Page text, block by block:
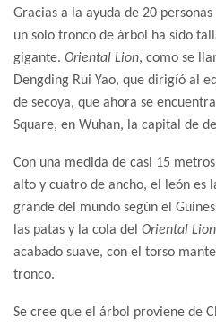
Gracias a la ayuda de 20
un solo tronco de árbol ha sido
gigante. Oriental Lion, como se
Dengding Rui Yao, que dirigíó al
de secoya, que ahora se
Square, en Wuhan, la capital de
Con una medida de casi 15
alto y cuatro de ancho, el león es
grande del mundo según el
las patas y la cola del Oriental Lion
acabado suave, con el torso
tronco.
Se cree que el árbol proviene de